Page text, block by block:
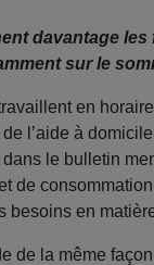
davantage
sur le
en
l’aide à
le bulletin
de
besoins en
de la même